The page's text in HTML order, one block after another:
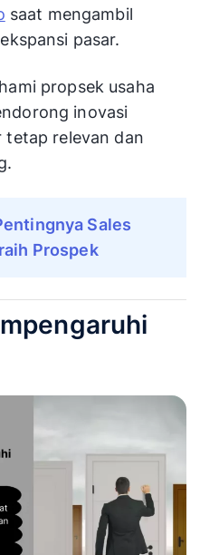
saat mengambil
pasar.
propsek usaha
inovasi
tetap relevan dan
Sales
Prospek